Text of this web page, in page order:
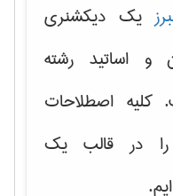
یک دیکشنری
و اساتید رشته
کلیه اصطلاحات
را در قالب یک